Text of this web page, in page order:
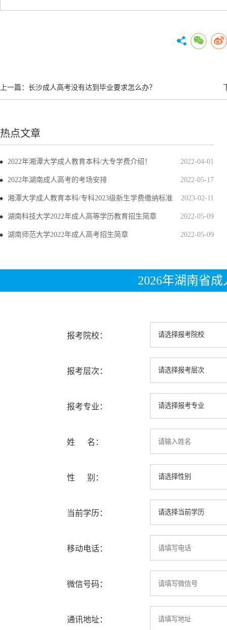
上一篇： 长沙成人高考没有达到毕业要求怎么办？
热点文章
2022-04-01
2022年湘潭大学成人教育本科/大专学费介绍！
2022-05-17
2022年湖南成人高考的考场安排
2023-02-11
湘潭大学成人教育本科/专科2023级新生学费缴纳标准
2022-05-09
湖南科技大学2022年成人高等学历教育招生简章
2022-05-09
湖南师范大学2022年成人高考招生简章
2026年湖南省
报考院校：
报考层次：
报考专业：
姓 名：
性 别：
当前学历：
移动电话：
微信号码：
通讯地址：